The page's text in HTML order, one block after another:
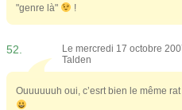
"genre là"
!
52.
Le mercredi 17 octobre
Talden
Ouuuuuuh oui, c’esrt bien le même